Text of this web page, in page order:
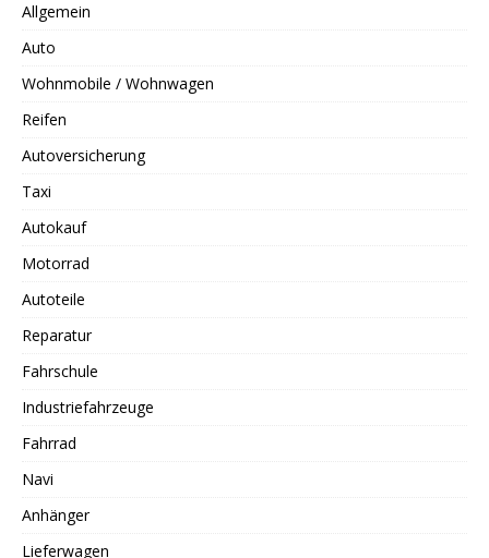
Allgemein
Auto
Wohnmobile / Wohnwagen
Reifen
Autoversicherung
Taxi
Autokauf
Motorrad
Autoteile
Reparatur
Fahrschule
Industriefahrzeuge
Fahrrad
Navi
Anhänger
Lieferwagen